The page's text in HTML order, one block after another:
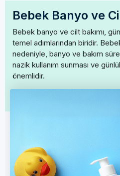
Bebek Banyo ve
Bebek banyo ve cilt bakımı,
temel adımlarından biridir.
nedeniyle, banyo ve bakım
nazik kullanım sunması ve
önemlidir.